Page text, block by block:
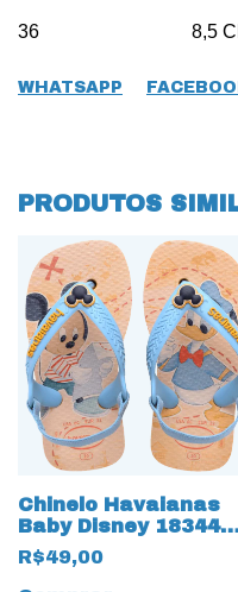
36 8,5
WHATSAPP
PRODUTOS
Chinelo Havaianas
Baby Disney 18344
Classics
R$49,00